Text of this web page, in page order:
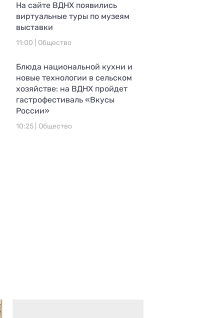
На сайте ВДНХ появились
виртуальные туры по музеям
выставки
11:00 | Общество
Блюда национальной кухни и
новые технологии в сельском
хозяйстве: на ВДНХ пройдет
гастрофестиваль «Вкусы
России»
10:25 | Общество